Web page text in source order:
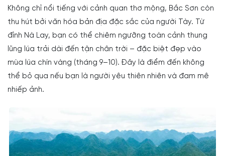
Không chỉ nổi tiếng với cảnh quan thơ mộng, Bắc Sơn còn
thu hút bởi văn hóa bản địa đặc sắc của người Tày. Từ
đỉnh Nà Lay, bạn có thể chiêm ngưỡng toàn cảnh thung
lũng lúa trải dài đến tận chân trời – đặc biệt đẹp vào
mùa lúa chín vàng (tháng 9–10). Đây là điểm đến không
thể bỏ qua nếu bạn là người yêu thiên nhiên và đam mê
nhiếp ảnh.